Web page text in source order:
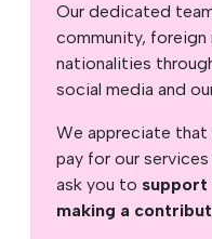
Our dedicated
community,
nationalities
social media and
We appreciate
pay for our
ask you to support
making a